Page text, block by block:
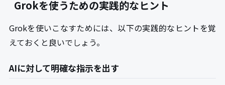
Grokを使うための実践的なヒント
Grokを使いこなすためには、以下の実践的なヒントを覚
えておくと良いでしょう。
AIに対して明確な指示を出す